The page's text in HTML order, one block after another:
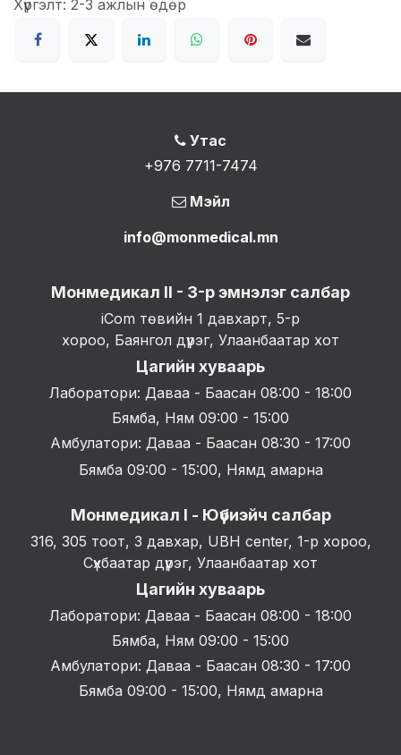
Хүргэлт: 2-3 ажлын өдөр
Утас
+976 7711-7474
Мэйл
info@monmedical.mn
Монмедикал II - 3-р эмнэлэг салбар
iCom төвийн 1 давхарт, 5-р
хороо, Баянгол дүүрэг, Улаанбаатар хот
Цагийн хуваарь
Лаборатори: Даваа - Баасан 08:00 - 18:00
Бямба, Ням 09:00 - 15:00
Амбулатори: Даваа - Баасан 08:30 - 17:00
Бямба 09:00 - 15:00, Нямд амарна
Монмедикал I - Юүбиэйч салбар
316, 305 тоот, 3 давхар, UBH center, 1-р хороо,
Сүхбаатар дүүрэг, Улаанбаатар хот
Цагийн хуваарь
Лаборатори: Даваа - Баасан 08:00 - 18:00
Бямба, Ням 09:00 - 15:00
Амбулатори: Даваа - Баасан 08:30 - 17:00
Бямба 09:00 - 15:00, Нямд амарна